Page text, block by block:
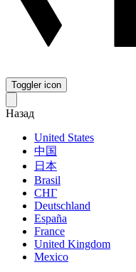
Toggler icon
Назад
United States
中国
日本
Brasil
СНГ
Deutschland
España
France
United Kingdom
Mexico